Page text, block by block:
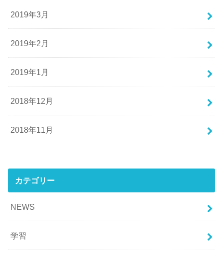
2019年3月
2019年2月
2019年1月
2018年12月
2018年11月
カテゴリー
NEWS
学習